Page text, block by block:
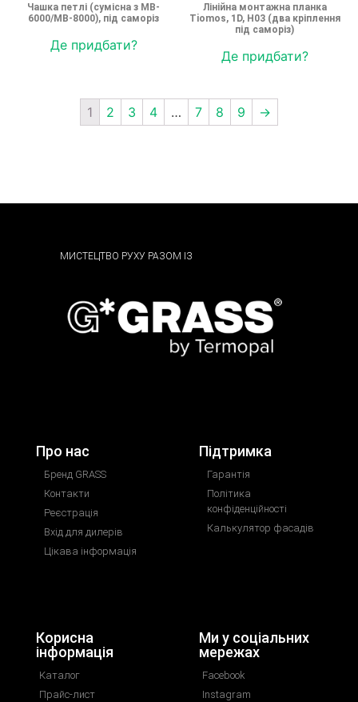
Чашка петлі (сумісна з MB-
6000/MB-8000), під саморіз
Де придбати?
Лінійна монтажна планка
Tiomos, 1D, H03 (два кріплення
під саморіз)
Де придбати?
1 2 3 4 … 7 8 9 →
МИСТЕЦТВО РУХУ РАЗОМ ІЗ
Про нас
Бренд GRASS
Контакти
Реєстрація
Вхід для дилерів
Цікава інформація
Підтримка
Гарантія
Політика
конфіденційності
Калькулятор фасадів
Корисна
інформація
Каталог
Прайс-лист
Ми у соціальних
мережах
Facebook
Instagram